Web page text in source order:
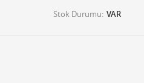
Stok Durumu VAR